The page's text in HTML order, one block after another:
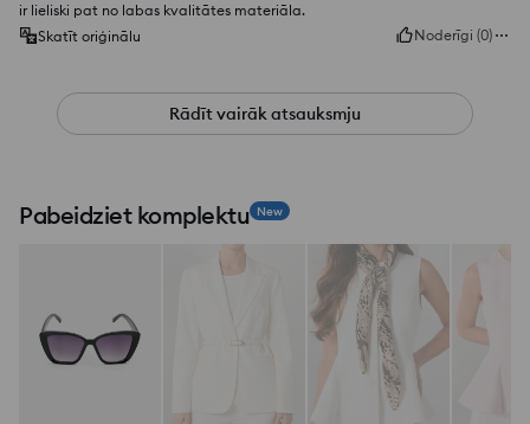
ir lieliski pat no labas kvalitātes materiāla.
Skatīt oriģinālu
Noderīgi (0)
Rādīt vairāk atsauksmju
Pabeidziet komplektu New